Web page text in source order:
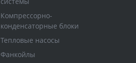
Компрессорно-
конденсаторные блоки
Тепловые насосы
Фанкойлы